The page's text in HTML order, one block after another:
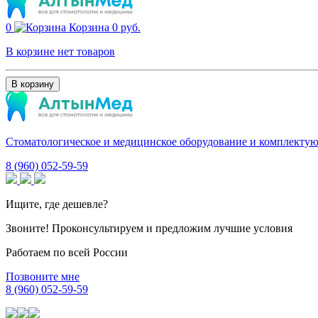
0 Корзина 0 руб.
В корзине нет товаров
В корзину
Стоматологическое и медицинское оборудование и
8 (960) 052-59-59
Ищите, где дешевле?
Звоните! Проконсультируем и предложим лучшие условия
Работаем по всей России
Позвоните мне
8 (960) 052-59-59